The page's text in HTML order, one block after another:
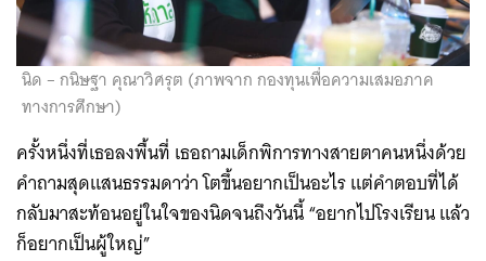
นิด – กนิษฐา คุณาวิศรุต (ภาพจาก กองทุนเพื่อความเสมอภาค
ทางการศึกษา)
ครั้งหนึ่งที่เธอลงพื้นที่ เธอถามเด็กพิการทางสายตาคนหนึ่งด้วย
คำถามสุดแสนธรรมดาว่า โตขึ้นอยากเป็นอะไร แต่คำตอบที่ได้
กลับมาสะท้อนอยู่ในใจของนิดจนถึงวันนี้ “อยากไปโรงเรียน แล้ว
ก็อยากเป็นผู้ใหญ่”